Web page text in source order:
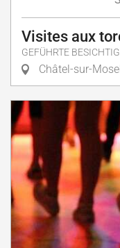
Visites aux
GEFÜHRTE
Châtel-sur-